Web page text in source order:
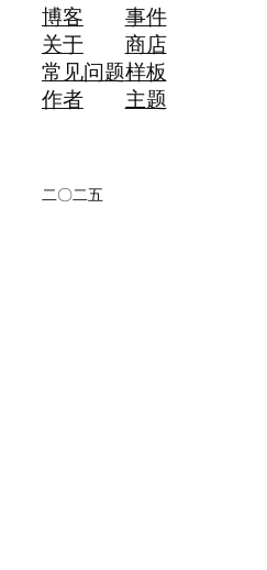
博客
关于
常见问题
作者
事件
商店
样板
主题
二〇二五